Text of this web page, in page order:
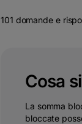
101 domande e
Cosa
La somma
bloccate